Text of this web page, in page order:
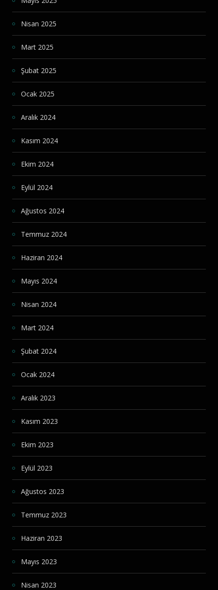
Nisan 2025
Mart 2025
Şubat 2025
Ocak 2025
Aralık 2024
Kasım 2024
Ekim 2024
Eylül 2024
Ağustos 2024
Temmuz 2024
Haziran 2024
Mayıs 2024
Nisan 2024
Mart 2024
Şubat 2024
Ocak 2024
Aralık 2023
Kasım 2023
Ekim 2023
Eylül 2023
Ağustos 2023
Temmuz 2023
Haziran 2023
Mayıs 2023
Nisan 2023